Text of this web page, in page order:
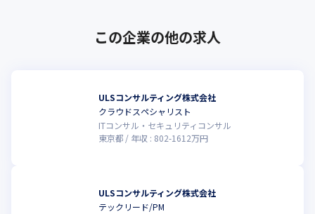
この企業の他の求人
ULSコンサルティング株式会社
クラウドスペシャリスト
ITコンサル・セキュリティコンサル
東京都
年収 : 802-1612万円
ULSコンサルティング株式会社
テックリード/PM